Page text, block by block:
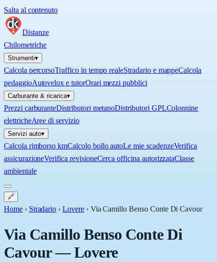
Salta al contenuto
Distanze
Chilometriche
Strumenti▾
Calcola percorsoTraffico in tempo realeStradario e mappeCalcola
pedaggioAutovelox e tutorOrari mezzi pubblici
Carburante & ricarica▾
Prezzi carburanteDistributori metanoDistributori GPLColonnine
elettricheAree di servizio
Servizi auto▾
Calcola rimborso kmCalcolo bollo autoLe mie scadenzeVerifica
assicurazioneVerifica revisioneCerca officina autorizzataClasse
ambientale
🔗
Home › Stradario › Lovere › Via Camillo Benso Conte Di Cavour
Via Camillo Benso Conte Di
Cavour—Lovere